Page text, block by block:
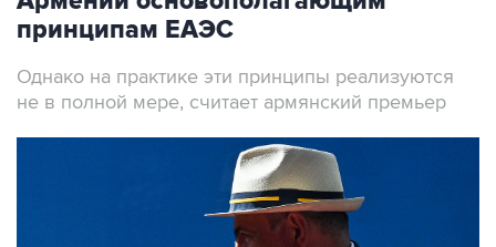
Однако на практике эти принципы реализуются